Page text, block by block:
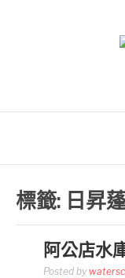
標籤: 日昇
阿公店水
Posted by